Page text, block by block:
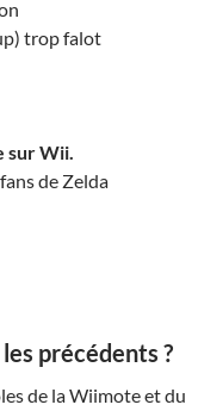
trop falot
sur Wii.
de Zelda
précédents ?
de la Wiimote et du